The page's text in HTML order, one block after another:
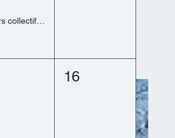
Cours collectifs Réservés exclusivement aux clients ayant effectués un forfait d'éducation (5)
16